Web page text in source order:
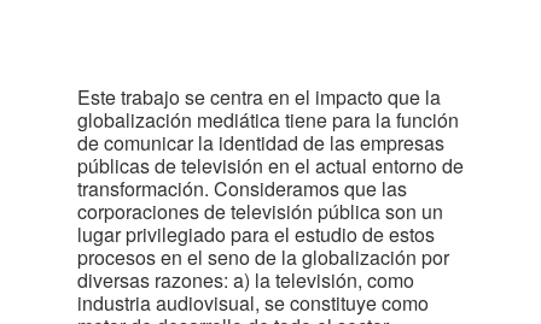
Este trabajo se centra en el impacto que la
globalización mediática tiene para la función
de comunicar la identidad de las empresas
públicas de televisión en el actual entorno de
transformación. Consideramos que las
corporaciones de televisión pública son un
lugar privilegiado para el estudio de estos
procesos en el seno de la globalización por
diversas razones: a) la televisión, como
industria audiovisual, se constituye como